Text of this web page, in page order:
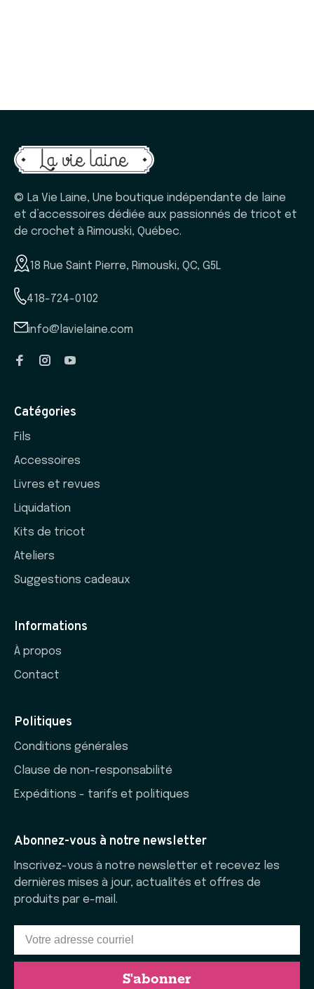
© La Vie Laine, Une boutique indépendante de laine
et d’accessoires dédiée aux passionnés de tricot et
de crochet à Rimouski, Québec.
18 Rue Saint Pierre, Rimouski, QC, G5L
418-724-0102
info@lavielaine.com
Catégories
Fils
Accessoires
Livres et revues
Liquidation
Kits de tricot
Ateliers
Suggestions cadeaux
Informations
À propos
Contact
Politiques
Conditions générales
Clause de non-responsabilité
Expéditions - tarifs et politiques
Abonnez-vous à notre newsletter
Inscrivez-vous à notre newsletter et recevez les
dernières mises à jour, actualités et offres de
produits par e-mail.
S'abonner